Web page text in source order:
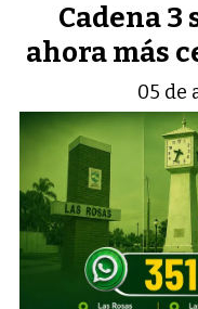
Cadena
ahora más
05 de